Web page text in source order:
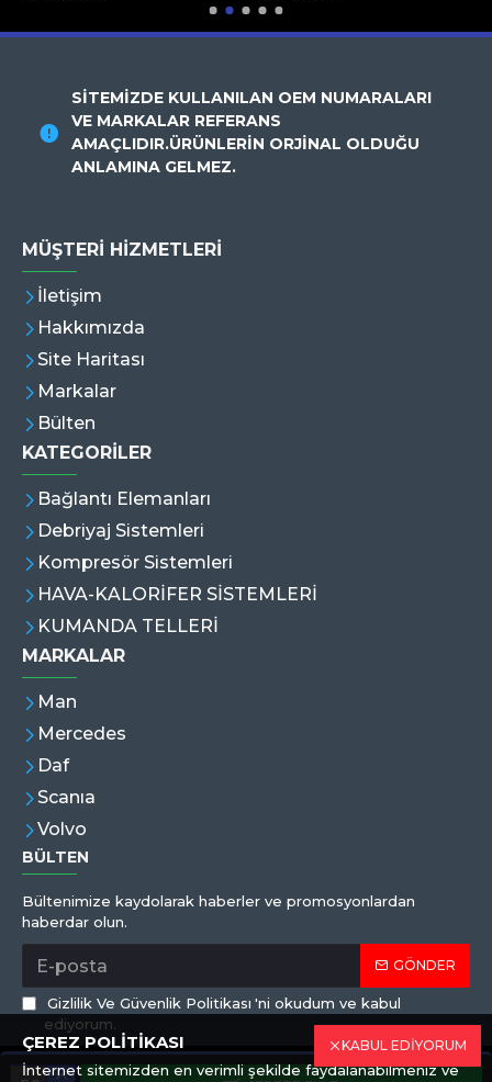
SİTEMİZDE KULLANILAN OEM NUMARALARI
VE MARKALAR REFERANS
AMAÇLIDIR.ÜRÜNLERİN ORJİNAL OLDUĞU
ANLAMINA GELMEZ.
MÜŞTERI HIZMETLERI
İletişim
Hakkımızda
Site Haritası
Markalar
Bülten
KATEGORİLER
Bağlantı Elemanları
Debriyaj Sistemleri
Kompresör Sistemleri
HAVA-KALORİFER SİSTEMLERİ
KUMANDA TELLERİ
MARKALAR
Man
Mercedes
Daf
Scanıa
Volvo
BÜLTEN
Bültenimize kaydolarak haberler ve promosyonlardan
haberdar olun.
GÖNDER
Gizlilik Ve Güvenlik Politikası 'ni okudum ve kabul
ediyorum.
KABUL EDİYORUM
ÇEREZ POLİTİKASI
İnternet sitemizden en verimli şekilde faydalanabilmeniz ve